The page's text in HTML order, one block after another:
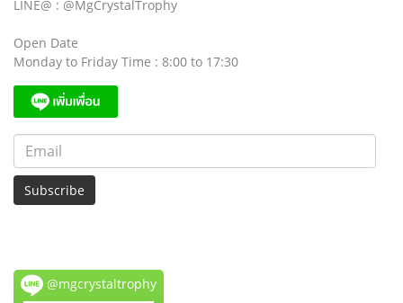
LINE@ : @MgCrystalTrophy
Open Date
Monday to Friday Time : 8:00 to 17:30
Subscribe
@mgcrystaltrophy